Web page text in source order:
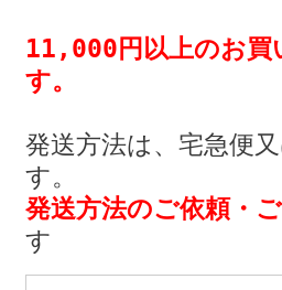
11,000円以上のお買
す。
発送方法は、宅急便
す。
発送方法のご依頼・
す